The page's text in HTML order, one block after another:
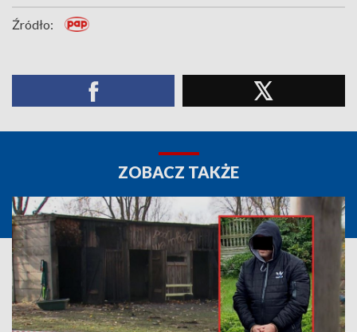
Źródło:
ZOBACZ TAKŻE